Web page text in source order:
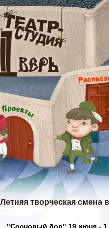
Летняя творческая смена
"Сосновый бор" 19 июня - 1